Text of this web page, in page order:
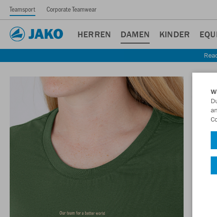
Teamsport Corporate Teamwear
HERREN DAMEN KINDER